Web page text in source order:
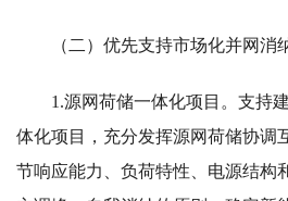
（二）优先支持市场化并网消
1.源网荷储一体化项目。支持
体化项目，充分发挥源网荷储协调
节响应能力、负荷特性、电源结构